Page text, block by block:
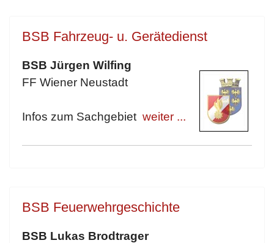
BSB Fahrzeug- u. Gerätedienst
BSB Jürgen Wilfing
FF Wiener Neustadt
Infos zum Sachgebiet weiter ...
BSB Feuerwehrgeschichte
BSB Lukas Brodtrager